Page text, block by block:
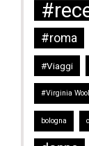
#roma
#Viaggi
#Virginia
bologna